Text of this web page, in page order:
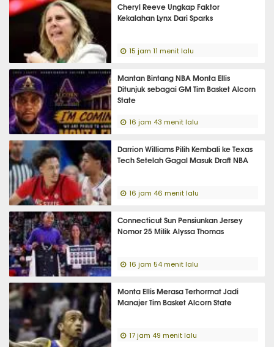
Cheryl Reeve Ungkap Faktor
Kekalahan Lynx Dari Sparks
15 jam 11 menit lalu
Mantan Bintang NBA Monta Ellis
Ditunjuk sebagai GM Tim Basket Alcorn
State
16 jam 43 menit lalu
Darrion Williams Pilih Kembali ke Texas
Tech Setelah Gagal Masuk Draft NBA
16 jam 46 menit lalu
Connecticut Sun Pensiunkan Jersey
Nomor 25 Milik Alyssa Thomas
16 jam 54 menit lalu
Monta Ellis Merasa Terhormat Jadi
Manajer Tim Basket Alcorn State
17 jam 49 menit lalu